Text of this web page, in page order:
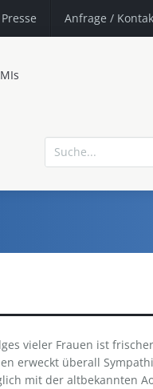
Presse Anfrage /
vieler Frauen ist
erweckt überall
mit der altbekannten